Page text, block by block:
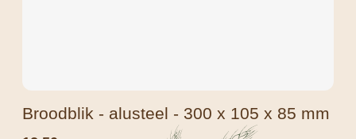
Broodblik - alusteel - 300 x 105 x 85 mm